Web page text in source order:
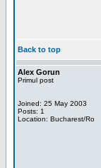
Back to top
Alex Gorun
Primul post
Joined: 25 May 2003
Posts: 1
Location: Bucharest/Ro